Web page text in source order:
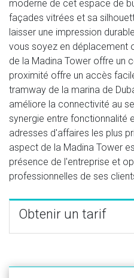
moderne de cet espace de
façades vitrées et sa
laisser une impression
vous soyez en déplacement
de la Madina Tower offre un
proximité offre un accès
tramway de la marina de
améliore la connectivité au
synergie entre fonctionnalité
adresses d'affaires les plus
aspect de la Madina Tower
présence de l'entreprise et
professionnelles de ses
Obtenir un tarif